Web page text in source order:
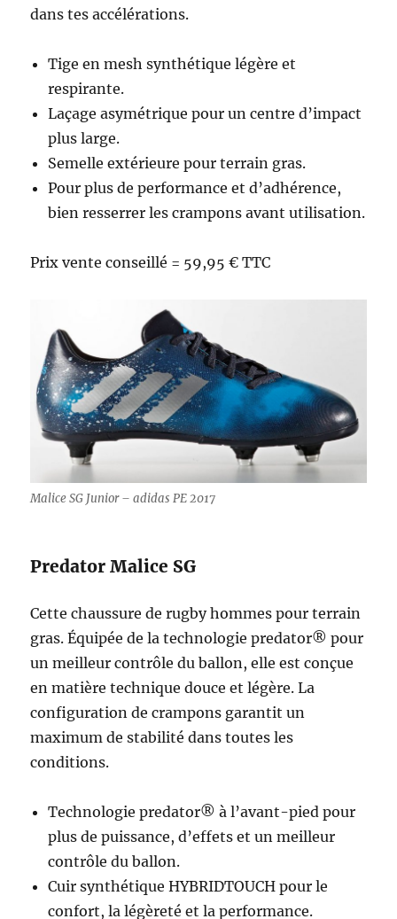
dans tes accélérations.
Tige en mesh synthétique légère et
respirante.
Laçage asymétrique pour un centre d’impact
plus large.
Semelle extérieure pour terrain gras.
Pour plus de performance et d’adhérence,
bien resserrer les crampons avant utilisation.
Prix vente conseillé = 59,95 € TTC
Malice SG Junior – adidas PE 2017
Predator Malice SG
Cette chaussure de rugby hommes pour terrain
gras. Équipée de la technologie predator® pour
un meilleur contrôle du ballon, elle est conçue
en matière technique douce et légère. La
configuration de crampons garantit un
maximum de stabilité dans toutes les
conditions.
Technologie predator® à l’avant-pied pour
plus de puissance, d’effets et un meilleur
contrôle du ballon.
Cuir synthétique HYBRIDTOUCH pour le
confort, la légèreté et la performance.